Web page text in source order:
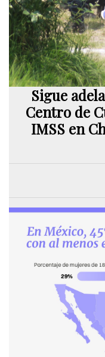
Sigue
Centro de
IMSS en